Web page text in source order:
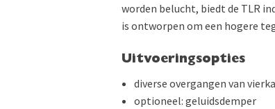
worden belucht, biedt de TLR
is ontworpen om een hogere
Uitvoeringsopties
diverse overgangen van
optioneel: geluidsdemper